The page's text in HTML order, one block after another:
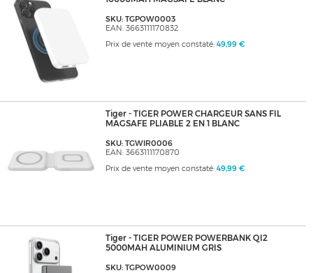
SKU: TGPOW0003
EAN: 3663111170832
Prix de vente moyen constaté: 49,99 €
Tiger - TIGER POWER CHARGEUR SANS FIL
MAGSAFE PLIABLE 2 EN 1 BLANC
SKU: TGWIR0006
EAN: 3663111170870
Prix de vente moyen constaté: 49,99 €
Tiger - TIGER POWER POWERBANK QI2
5000MAH ALUMINIUM GRIS
SKU: TGPOW0009